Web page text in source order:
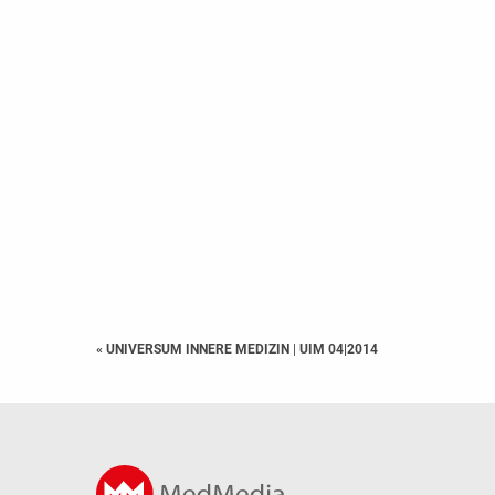
« UNIVERSUM INNERE MEDIZIN | UIM 04|2014